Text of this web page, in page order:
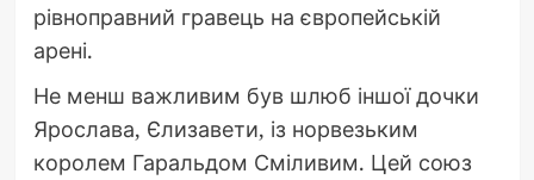
рівноправний гравець на європейській
арені.
Не менш важливим був шлюб іншої дочки
Ярослава, Єлизавети, із норвезьким
королем Гаральдом Сміливим. Цей союз